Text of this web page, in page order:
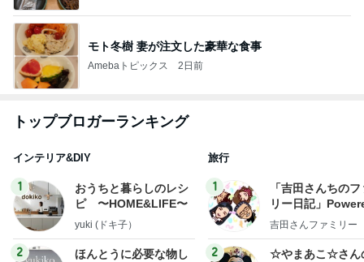
モト冬樹 妻が注文した豪華な食事
Amebaトピックス 2日前
トップブロガーランキング
インテリア&DIY
1
おうちと暮らしのレシ
ピ 〜HOME&LIFE〜
yuki (ドキ子）
2
ほんとうに必要な物し
旅行
1
「吉田さんちの
リー日記」
y Ameba 吉田さ
ログ
吉田さんファミリー
2
☆やまあこ☆さん